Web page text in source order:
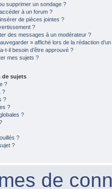
supprimer un sondage ?
à un forum ?
de pièces jointes ?
?
des messages à un modérateur ?
» affiché lors de la rédaction
t-il besoin d’être approuvé ?
mes sujets ?
de sujets
?
?
?
?
?
?
?
de